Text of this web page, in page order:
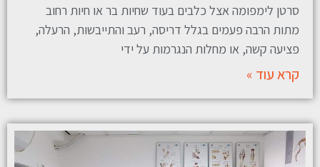
סרטן לימפומה אצל כלבים בעוד שחיות בר או חיות רחוב
מתות הרבה פעמים בגלל דריסה, רעב והתייבשות, הרעלה,
פציעה קשה, או מחלות הנגרמות על ידי
קרא עוד »